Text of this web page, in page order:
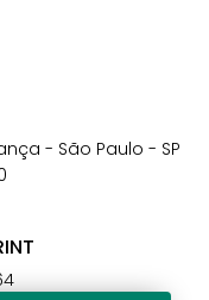
- São Paulo - SP